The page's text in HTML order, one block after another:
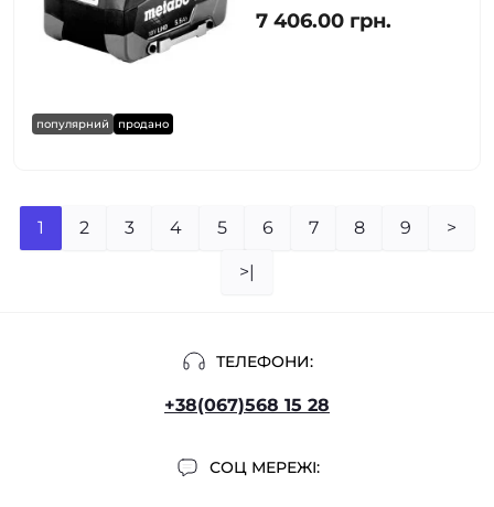
популярний продано
7 406.00 грн.
1 2 3 4 5 6 7 8 9 >
>|
ТЕЛЕФОНИ:
+38(067)568 15 28
СОЦ МЕРЕЖІ: